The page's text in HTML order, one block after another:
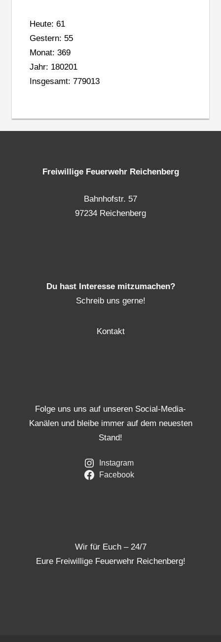
Heute: 61
Gestern: 55
Monat: 369
Jahr: 180201
Insgesamt: 779013
Freiwillige Feuerwehr Reichenberg
Bahnhofstr. 57
97234 Reichenberg
Du hast Interesse mitzumachen?
Schreib uns gerne!
Kontakt
Folge uns uns auf unseren Social-Media-
Kanälen und bleibe immer auf dem neuesten
Stand!
Instagram
Facebook
Wir für Euch – 24/7
Eure Freiwillige Feuerwehr Reichenberg!